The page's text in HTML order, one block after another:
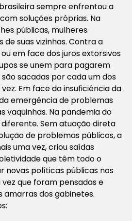
sempre enfrentou a
soluções próprias. Na
públicas, mulheres
suas vizinhas. Contra a
em face dos juros extorsivos
se unem para pagarem
sacadas por cada um dos
Em face da insuficiência da
emergência de problemas
vaquinhas. Na pandemia do
Sem atuação direta
de problemas públicos, a
uma vez, criou saídas
que têm todo o
novas políticas públicas nos
que foram pensadas e
amarras dos gabinetes.